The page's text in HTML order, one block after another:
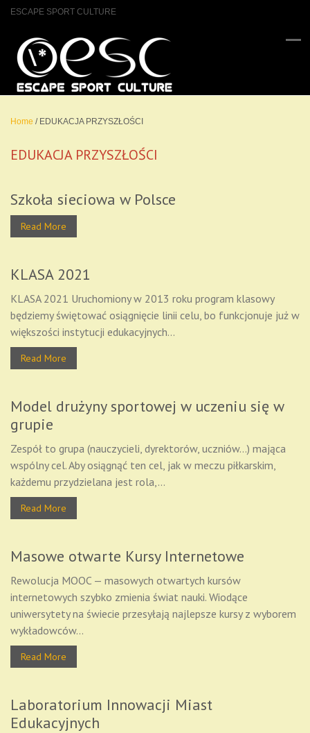
ESCAPE SPORT CULTURE
Home / EDUKACJA PRZYSZŁOŚCI
EDUKACJA PRZYSZŁOŚCI
Szkoła sieciowa w Polsce
Read More
KLASA 2021
KLASA 2021 Uruchomiony w 2013 roku program klasowy
będziemy świętować osiągnięcie linii celu, bo funkcjonuje już w
większości instytucji edukacyjnych...
Read More
Model drużyny sportowej w uczeniu się w
grupie
Zespół to grupa (nauczycieli, dyrektorów, uczniów…) mająca
wspólny cel. Aby osiągnąć ten cel, jak w meczu piłkarskim,
każdemu przydzielana jest rola,...
Read More
Masowe otwarte Kursy Internetowe
Rewolucja MOOC — masowych otwartych kursów
internetowych szybko zmienia świat nauki. Wiodące
uniwersytety na świecie przesyłają najlepsze kursy z wyborem
wykładowców...
Read More
Laboratorium Innowacji Miast
Edukacyjnych